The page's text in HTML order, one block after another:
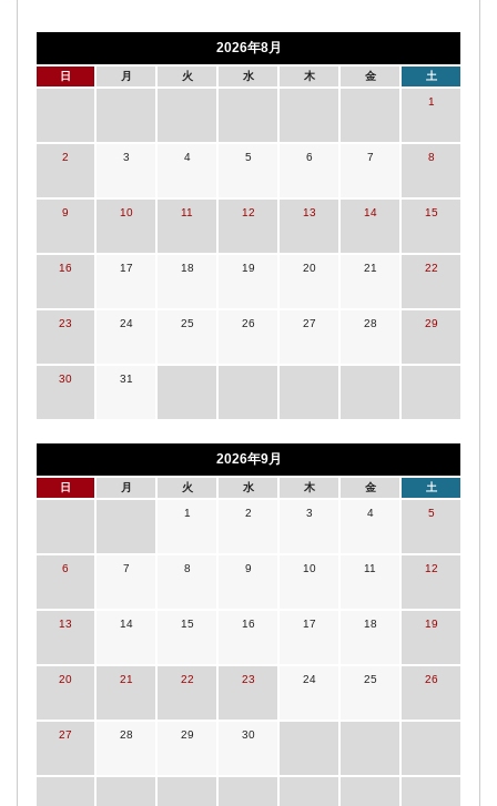
2026年8月
日 月 火 水 木 金 土
1
2 3 4 5 6 7 8
9 10 11 12 13 14 15
16 17 18 19 20 21 22
23 24 25 26 27 28 29
30 31
2026年9月
日 月 火 水 木 金 土
1 2 3 4 5
6 7 8 9 10 11 12
13 14 15 16 17 18 19
20 21 22 23 24 25 26
27 28 29 30